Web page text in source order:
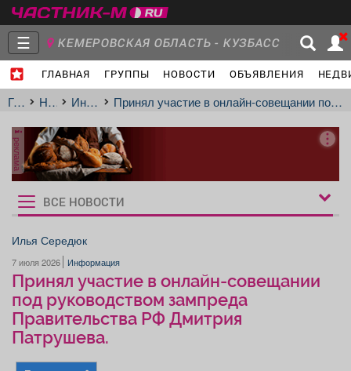
☰ КЕМЕРОВСКАЯ ОБЛАСТЬ - КУЗБАСС
ГЛАВНАЯ ГРУППЫ НОВОСТИ ОБЪЯВЛЕНИЯ
Главная
Объявления Недвижимость Услуги
Работа
Афиша
ГлавнаяНовостиИнформация Принял участие в онлайн-совещании под руководством зампреда Правительства РФ Дмитрия Патрушева.
реклама
Рукбрики
новостей
ВСЕ НОВОСТИ
Илья Середюк
7 июля 2026 Информация
Принял участие в онлайн-совещании
под руководством зампреда
Правительства РФ Дмитрия
Патрушева.